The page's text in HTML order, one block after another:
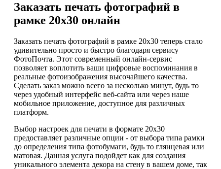
Заказать печать фотографий в
рамке 20х30 онлайн
Заказать печать фотографий в рамке 20х30 теперь стало
удивительно просто и быстро благодаря сервису
ФотоПочта. Этот современный онлайн-сервис
позволяет воплотить ваши цифровые воспоминания в
реальные фотоизображения высочайшего качества.
Сделать заказ можно всего за несколько минут, будь то
через удобный интерфейс веб-сайта или через наше
мобильное приложение, доступное для различных
платформ.
Выбор настроек для печати в формате 20х30
предоставляет различные опции - от выбора типа рамки
до определения типа фотобумаги, будь то глянцевая или
матовая. Данная услуга подойдет как для создания
уникального элемента декора на стену в вашем доме, так